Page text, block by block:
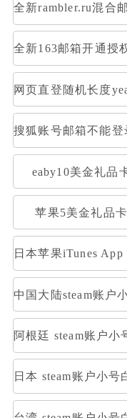
全新rambler.ru混合
全新163邮箱开通授
网页直登随机长度
搜狐账号邮箱不能
eaby10美金礼品
苹果5美金礼品卡
日本苹果iTunes
中国大陆steam账户
阿根廷 steam账户小
日本 steam账户小号